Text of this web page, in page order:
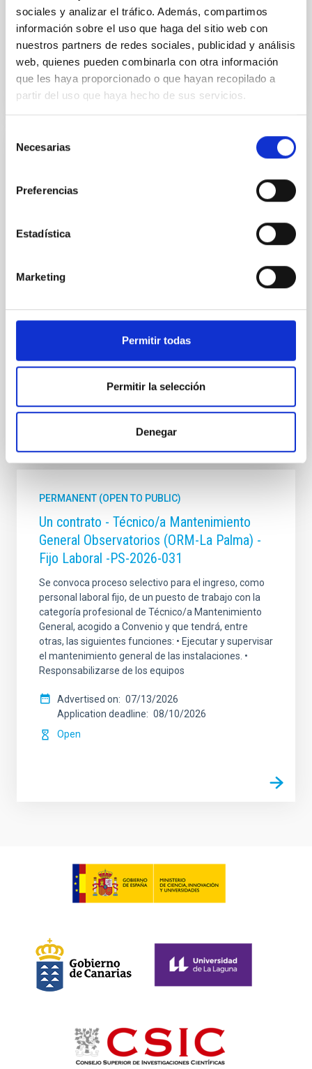
sociales y analizar el tráfico. Además, compartimos
información sobre el uso que haga del sitio web con
nuestros partners de redes sociales, publicidad y análisis
web, quienes pueden combinarla con otra información
que les haya proporcionado o que hayan recopilado a
partir del uso que haya hecho de sus servicios.
Necesarias
Preferencias
Estadística
Marketing
Permitir todas
Permitir la selección
Denegar
Advertised on
07/17/2026
Application deadline
08/07/2026
Open
PERMANENT (OPEN TO PUBLIC)
Especialidad Mecánica- Fijo Laboral - PS-
Se convoca proceso selectivo para el ingreso, como
categoría profesional de Técnico/a de Taller, acogido
al Convenio y que tendrá, entre otras, las siguientes
mecánica, ajuste y montaje de piezas y conjuntos,
Application deadline
08/10/2026
PERMANENT (OPEN TO PUBLIC)
Un contrato - Técnico/a Mantenimiento
General Observatorios (ORM-La Palma) -
Fijo Laboral -PS-2026-031
Se convoca proceso selectivo para el ingreso, como
personal laboral fijo, de un puesto de trabajo con la
categoría profesional de Técnico/a Mantenimiento
General, acogido a Convenio y que tendrá, entre
otras, las siguientes funciones: • Ejecutar y supervisar
el mantenimiento general de las instalaciones. •
Responsabilizarse de los equipos
Advertised on
07/13/2026
Application deadline
08/10/2026
Open